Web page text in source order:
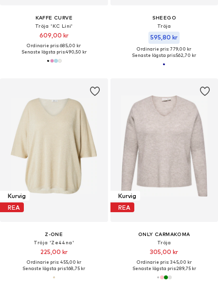
KAFFE CURVE
Tröja 'KC Lini'
609,00 kr
Ordinarie pris: 685,00 kr
Senaste lägsta pris:490,50 kr
SHEEGO
Tröja
595,80 kr
Ordinarie pris: 779,00 kr
Senaste lägsta pris:562,70 kr
Kurvig
REA
Z-ONE
Tröja 'Ze44na'
225,00 kr
Ordinarie pris: 455,00 kr
Senaste lägsta pris:168,75 kr
Kurvig
REA
ONLY CARMAKOMA
Tröja
305,00 kr
Ordinarie pris: 345,00 kr
Senaste lägsta pris:289,75 kr